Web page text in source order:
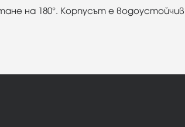
на 180°. Корпусът е